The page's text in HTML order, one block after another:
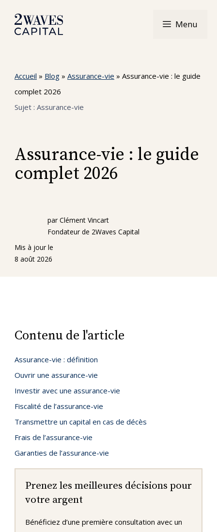
contenu
Menu
Accueil » Blog » Assurance-vie » Assurance-vie : le guide
complet 2026
Sujet : Assurance-vie
Assurance-vie : le guide
complet 2026
par Clément Vincart
Fondateur de 2Waves Capital
Mis à jour le
8 août 2026
Contenu de l'article
Assurance-vie : définition
Ouvrir une assurance-vie
Investir avec une assurance-vie
Fiscalité de l’assurance-vie
Transmettre un capital en cas de décès
Frais de l’assurance-vie
Garanties de l’assurance-vie
Prenez les meilleures décisions pour
votre argent
Bénéficiez d’une première consultation avec un